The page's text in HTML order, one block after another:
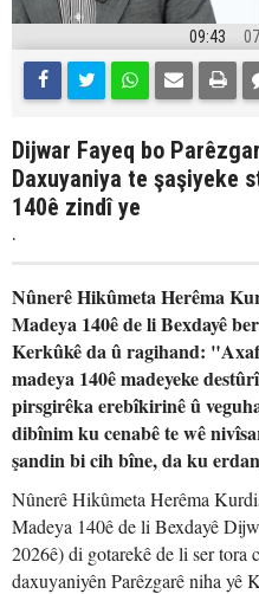
09:43
Dijwar Fayeq bo
Daxuyaniya te şaşiyeke
140ê zindî ye
.
Nûnerê Hikûmeta Herêma
Madeya 140ê de li Bexdayê
Kerkûkê da û ragihand:
madeya 140ê madeyeke
pirsgirêka erebîkirinê û
dibînim ku cenabê te wê
şandin bi cih bîne, da ku
Nûnerê Hikûmeta Herêma
Madeya 140ê de li Bexdayê
2026ê) di gotarekê de li ser
daxuyaniyên Parêzgarê niha yê